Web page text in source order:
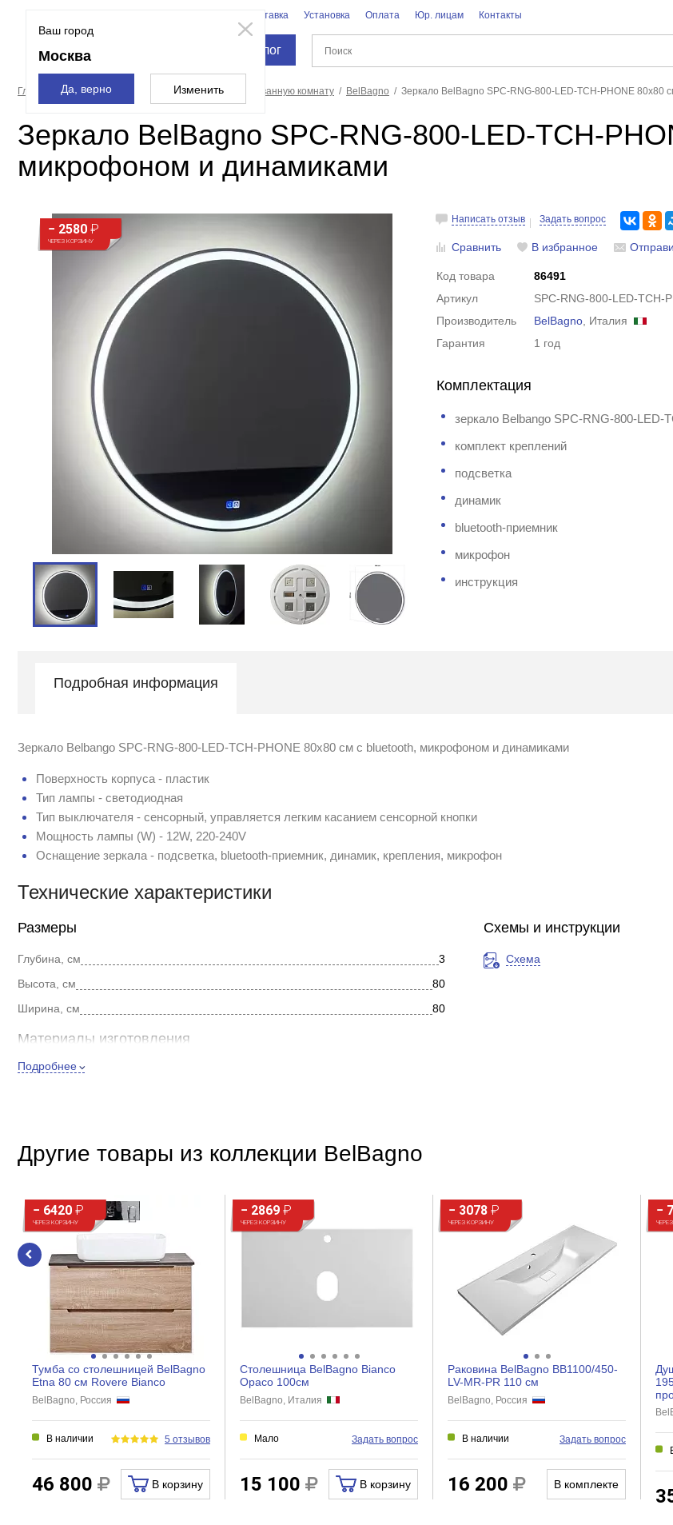
Ваш город
Москва
Да, верно Изменить
Доставка Установка Оплата Юр. лицам Контакты
Каталог
Главная страница Мебель для ванной Зеркала в ванную комнату BelBagno Зеркало BelBagno SPC-RNG-800-LED-TCH-PHONE 80x80
Зеркало BelBagno SPC-RNG-800-LED-TCH-
микрофоном и динамиками
− 2580 ₽
ЧЕРЕЗ КОРЗИНУ
Написать отзыв Задать вопрос
Сравнить В избранное
Код товара
86491
Артикул
SPC-RNG-800-LED-TCH-
Производитель
BelBagno , Италия
Гарантия
1 год
Комплектация
зеркало Belbango SPC-RNG-800-LED-
комплект креплений
подсветка
динамик
bluetooth-приемник
микрофон
инструкция
Подробная информация
Зеркало Belbango SPC-RNG-800-LED-TCH-PHONE 80x80 см с bluetooth, микрофоном и динамиками
Поверхность корпуса - пластик
Тип лампы - светодиодная
Тип выключателя - сенсорный, управляется легким касанием сенсорной кнопки
Мощность лампы (W) - 12W, 220-240V
Оснащение зеркала - подсветка, bluetooth-приемник, динамик, крепления, микрофон
Технические характеристики
Размеры
Глубина, см
3
Высота, см
80
Ширина, см
80
Материалы изготовления
Материал корпуса
Форма зеркала
Округлая
Подсветка
Есть
Розетки
Полки
Светильник
Антипар
Термометр
Часы
Bluetooth
Тип выключателя
Сенсорный
Подробнее
Схемы и инструкции
Схема
Другие товары из коллекции BelBagno
− 6420 ₽
ЧЕРЕЗ КОРЗИНУ
Тумба со столешницей BelBagno
Etna 80 см Rovere Bianco
BelBagno, Россия
В наличии 5 отзывов
46 800 В корзину
− 2869 ₽
ЧЕРЕЗ КОРЗИНУ
Столешница BelBagno Bianco
Opaco 100см
BelBagno, Италия
Мало Задать вопрос
15 100 В корзину
− 3078 ₽
ЧЕРЕЗ КОРЗИНУ
Раковина BelBagno BB1100/450-
LV-MR-PR 110 см
BelBagno, Россия
В наличии Задать вопрос
16 200 В комплекте
−